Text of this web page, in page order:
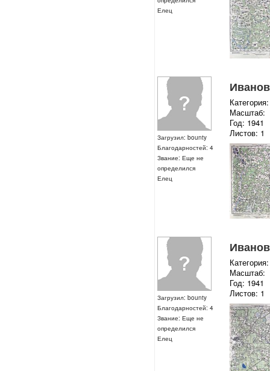
Елец
Загрузил: bounty
Благодарностей: 4
Звание: Еще не
определился
Елец
Масштаб:
Год: 1941
Листов: 1
Загрузил: bounty
Благодарностей: 4
Звание: Еще не
определился
Елец
Масштаб:
Год: 1941
Листов: 1